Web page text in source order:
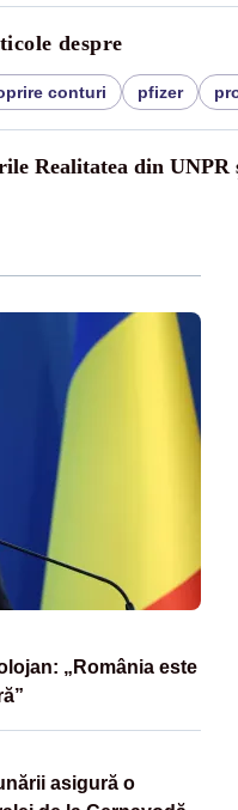
despre
conturi pfizer
Realitatea din UNPR
„România este
asigură o